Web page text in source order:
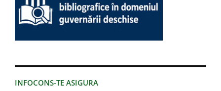
INFOCONS-TE ASIGURA